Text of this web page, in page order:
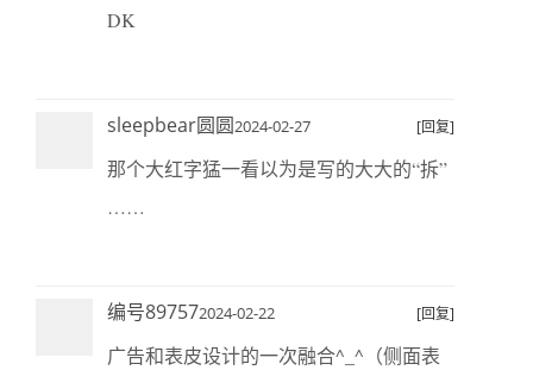
DK
sleepbear圆圆2024-02-27 [回复]
那个大红字猛一看以为是写的大大的“拆”
……
编号897572024-02-22 [回复]
广告和表皮设计的一次融合^_^（侧面表